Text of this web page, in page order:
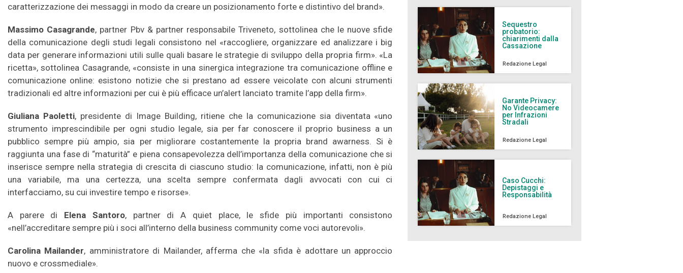
caratterizzazione dei messaggi in modo da creare un posizionamento forte e distintivo del brand».
Massimo Casagrande, partner Pbv & partner responsabile Triveneto, sottolinea che le nuove sfide
della comunicazione degli studi legali consistono nel «raccogliere, organizzare ed analizzare i big
data per generare informazioni utili sulle quali basare le strategie di sviluppo della propria firm». «La
ricetta», sottolinea Casagrande, «consiste in una sinergica integrazione tra comunicazione offline e
comunicazione online: esistono notizie che si prestano ad essere veicolate con alcuni strumenti
tradizionali ed altre informazioni per cui è più efficace un’alert lanciato tramite l’app della firm».
Giuliana Paoletti, presidente di Image Building, ritiene che la comunicazione sia diventata «uno
strumento imprescindibile per ogni studio legale, sia per far conoscere il proprio business a un
pubblico sempre più ampio, sia per migliorare costantemente la propria brand awarness. Si è
raggiunta una fase di “maturità” e piena consapevolezza dell’importanza della comunicazione che si
inserisce sempre nella strategia di crescita di ciascuno studio: la comunicazione, infatti, non è più
una variabile, ma una certezza, una scelta sempre confermata dagli avvocati con cui ci
interfacciamo, su cui investire tempo e risorse».
A parere di Elena Santoro, partner di A quiet place, le sfide più importanti consistono
«nell’accreditare sempre più i soci all’interno della business community come voci autorevoli».
Carolina Mailander, amministratore di Mailander, afferma che «la sfida è adottare un approccio
nuovo e crossmediale».
Sequestro
probatorio:
chiarimenti dalla
Cassazione
Redazione Legal
Garante Privacy:
No Videocamere
per Infrazioni
Stradali
Redazione Legal
Caso Cucchi:
Depistaggi e
Responsabilità
Redazione Legal